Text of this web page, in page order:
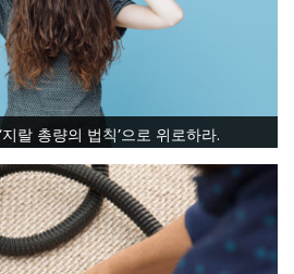
랄 총량의 법칙’으로 위로하라.